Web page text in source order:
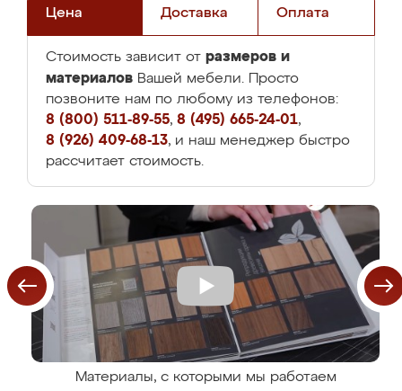
Цена Доставка Оплата
Стоимость зависит от размеров и
материалов Вашей мебели. Просто
позвоните нам по любому из телефонов:
8 (800) 511-89-55, 8 (495) 665-24-01,
8 (926) 409-68-13, и наш менеджер быстро
рассчитает стоимость.
Материалы, с которыми мы работаем